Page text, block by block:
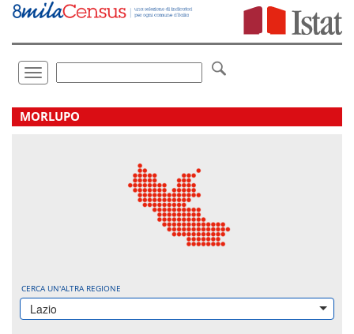
Vai
direttamente
Toggle
navigation
.
MORLUPO
CERCA UN'ALTRA REGIONE
Lazio